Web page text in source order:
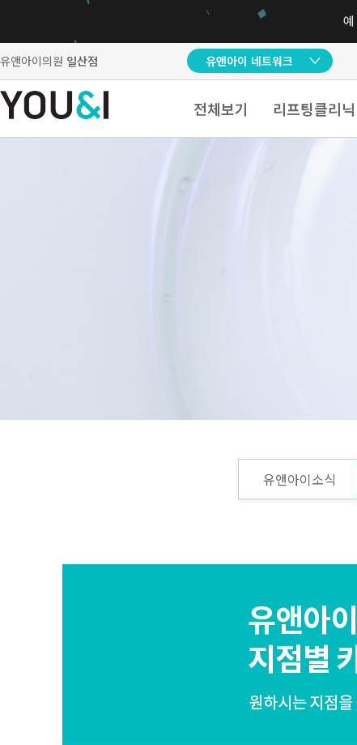
유앤아이의원 일산점 유앤아이 네트워크
전체보기 리프팅클리닉
유앤아이소식